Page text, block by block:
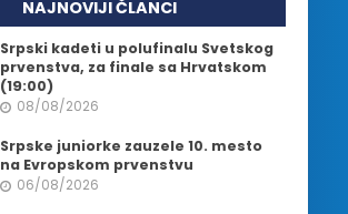
NAJNOVIJI ČLANCI
Srpski kadeti u polufinalu Svetskog
prvenstva, za finale sa Hrvatskom
(19:00)
08/08/2026
Srpske juniorke zauzele 10. mesto
na Evropskom prvenstvu
06/08/2026